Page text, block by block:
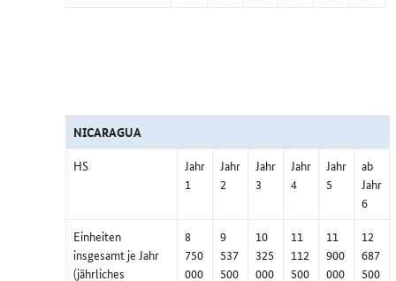
NICARAGUA
HS
Jahr
1
Jahr
2
Jahr
3
Jahr
4
Jahr
5
ab
Jahr
6
Einheiten
insgesamt je Jahr
(jährliches
8
750
000
9
537
500
10
325
000
11
112
500
11
900
000
12
687
500